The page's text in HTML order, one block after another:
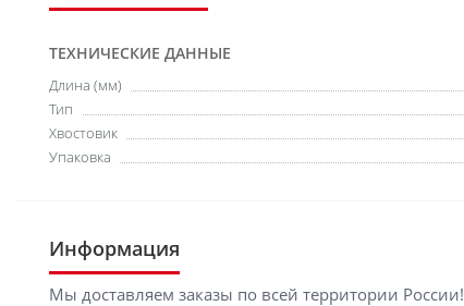
ТЕХНИЧЕСКИЕ ДАННЫЕ
Длина (мм)
Тип
Хвостовик
Упаковка
Информация
Мы доставляем заказы по всей территории России!